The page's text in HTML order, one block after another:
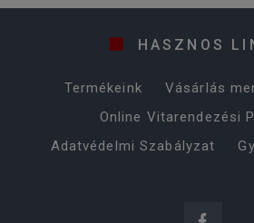
HASZNOS
Termékeink Vásárlás
Online Vitarendezési
Adatvédelmi Szabályzat